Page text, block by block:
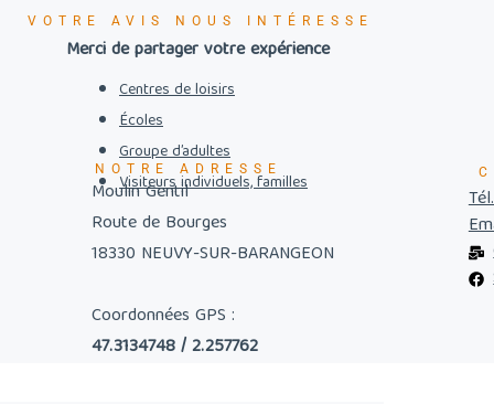
VOTRE AVIS NOUS INTÉRESSE
Merci de partager votre expérience
Centres de loisirs
Écoles
Groupe d’adultes
Visiteurs individuels, familles
NOTRE ADRESSE
Moulin Gentil
Route de Bourges
18330 NEUVY-SUR-BARANGEON
Coordonnées GPS :
47.3134748 / 2.257762